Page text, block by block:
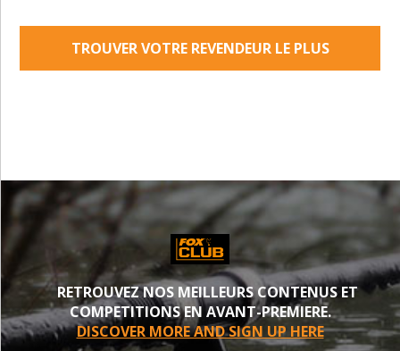
TROUVER VOTRE REVENDEUR LE PLUS
RETROUVEZ NOS MEILLEURS CONTENUS ET
COMPETITIONS EN AVANT-PREMIERE.
DISCOVER MORE AND SIGN UP HERE